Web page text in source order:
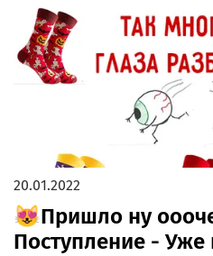
20.01.2022
😻Пришло ну
Поступление - Уже